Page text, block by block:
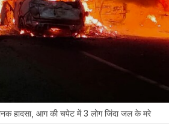
हादसा, आग की चपेट में 3 लोग जिंदा जल के मरे